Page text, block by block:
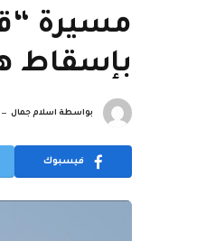
مسيرة
بإسقاط
بواسطة اسلام جمال
فيسبوك